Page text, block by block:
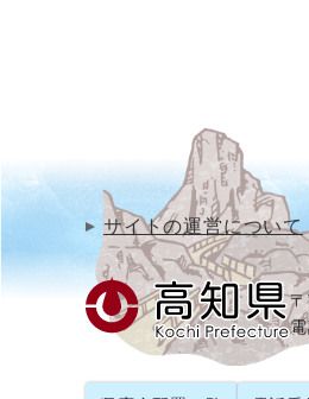
サイトの運営について